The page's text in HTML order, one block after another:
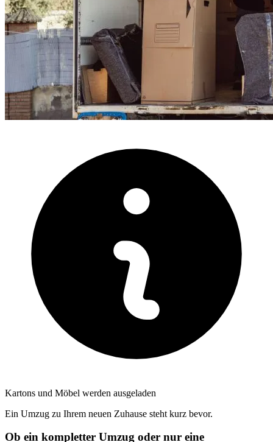
Kartons und Möbel werden ausgeladen
Ein Umzug zu Ihrem neuen Zuhause steht kurz bevor.
Ob ein kompletter Umzug oder nur eine